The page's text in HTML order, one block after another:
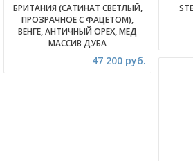
БРИТАНИЯ (САТИНАТ СВЕТЛЫЙ,
ПРОЗРАЧНОЕ С ФАЦЕТОМ),
ВЕНГЕ, АНТИЧНЫЙ ОРЕХ, МЕД
МАССИВ ДУБА
47 200 руб.